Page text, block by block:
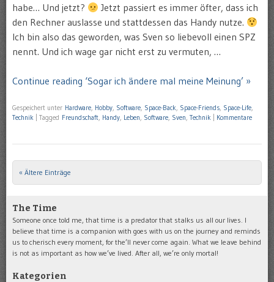
habe… Und jetzt?
Jetzt passiert es immer öfter, dass ich
den Rechner auslasse und stattdessen das Handy nutze.
Ich bin also das geworden, was Sven so liebevoll einen SPZ
nennt. Und ich wage gar nicht erst zu vermuten, …
Continue reading ‘Sogar ich ändere mal meine Meinung’ »
Gespeichert unter Hardware, Hobby, Software, Space-Back, Space-Friends, Space-Life,
Technik
Tagged Freundschaft, Handy, Leben, Software, Sven, Technik Kommentare
Post navigation
« Ältere Einträge
The Time
Someone once told me, that time is a predator that stalks us all our lives. I
believe that time is a companion with goes with us on the journey and reminds
us to cherisch every moment, for the’ll never come again. What we leave behind
is not as important as how we’ve lived. After all, we’re only mortal!
Kategorien